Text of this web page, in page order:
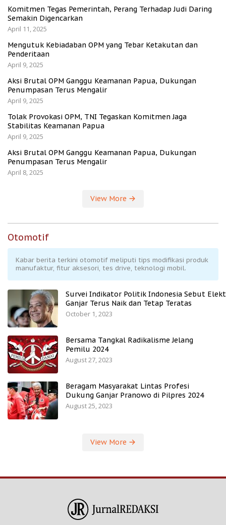
Komitmen Tegas Pemerintah, Perang Terhadap Judi Daring
Semakin Digencarkan
April 11, 2025
Mengutuk Kebiadaban OPM yang Tebar Ketakutan dan
Penderitaan
April 9, 2025
Aksi Brutal OPM Ganggu Keamanan Papua, Dukungan
Penumpasan Terus Mengalir
April 9, 2025
Tolak Provokasi OPM, TNI Tegaskan Komitmen Jaga
Stabilitas Keamanan Papua
April 9, 2025
Aksi Brutal OPM Ganggu Keamanan Papua, Dukungan
Penumpasan Terus Mengalir
April 8, 2025
View More
Otomotif
Kabar berita terkini otomotif meliputi tips modifikasi produk
manufaktur, fitur aksesori, tes drive, teknologi mobil.
Survei Indikator Politik Indonesia Sebut
Ganjar Terus Naik dan Tetap Teratas
October 1, 2023
Bersama Tangkal Radikalisme Jelang
Pemilu 2024
August 27, 2023
Beragam Masyarakat Lintas Profesi
Dukung Ganjar Pranowo di Pilpres 2024
August 25, 2023
View More